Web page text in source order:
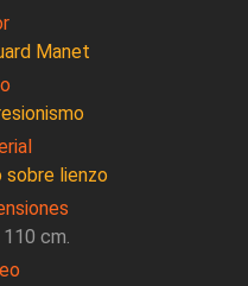
Manet
sobre lienzo
cm.